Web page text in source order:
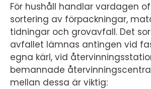
För hushåll handlar vardagen
sortering av förpackningar,
tidningar och grovavfall. Det
avfallet lämnas antingen vid
egna kärl, vid
bemannade
mellan dessa är viktig: